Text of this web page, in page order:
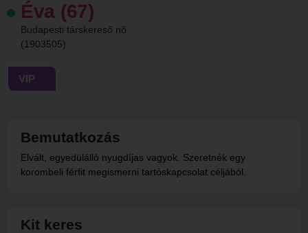
Éva (67)
Budapesti társkereső nő
(1903505)
VIP
Bemutatkozás
Elvált, egyedülálló nyugdíjas vagyok. Szeretnék egy
korombeli férfit megismerni tartóskapcsolat céljából.
Kit keres